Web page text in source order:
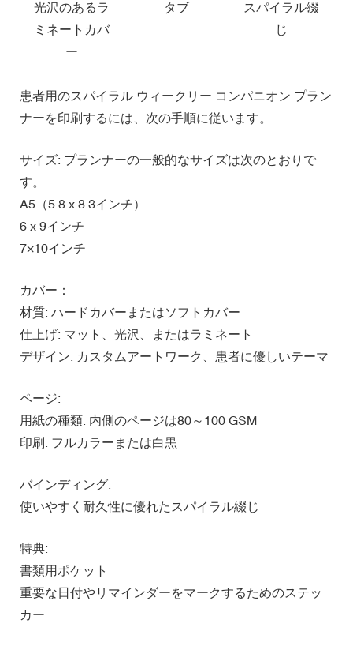
光沢のあるラ
ミネートカバ
ー
タブ
スパイラル綴
じ
患者用のスパイラル ウィークリー コンパニオン プラン
ナーを印刷するには、次の手順に従います。
サイズ: プランナーの一般的なサイズは次のとおりで
す。
A5（5.8 x 8.3インチ）
6 x 9インチ
7×10インチ
カバー：
材質: ハードカバーまたはソフトカバー
仕上げ: マット、光沢、またはラミネート
デザイン: カスタムアートワーク、患者に優しいテーマ
ページ:
用紙の種類: 内側のページは80～100 GSM
印刷: フルカラーまたは白黒
バインディング:
使いやすく耐久性に優れたスパイラル綴じ
特典:
書類用ポケット
重要な日付やリマインダーをマークするためのステッ
カー